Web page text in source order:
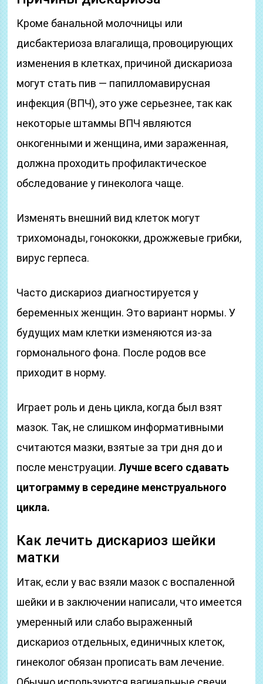
Кроме банальной молочницы или
дисбактериоза влагалища, провоцирующих
изменения в клетках, причиной дискариоза
могут стать пив — папилломавирусная
инфекция (ВПЧ), это уже серьезнее, так как
некоторые штаммы ВПЧ являются
онкогенными и женщина, ими зараженная,
должна проходить профилактическое
обследование у гинеколога чаще.
Изменять внешний вид клеток могут
трихомонады, гонококки, дрожжевые грибки,
вирус герпеса.
Часто дискариоз диагностируется у
беременных женщин. Это вариант нормы. У
будущих мам клетки изменяются из-за
гормонального фона. После родов все
приходит в норму.
Играет роль и день цикла, когда был взят
мазок. Так, не слишком информативными
считаются мазки, взятые за три дня до и
после менструации.Лучше всего сдавать
цитограмму в середине менструального
цикла.
Как лечить дискариоз шейки
матки
Итак, если у вас взяли мазок с воспаленной
шейки и в заключении написали, что имеется
умеренный или слабо выраженный
дискариоз отдельных, единичных клеток,
гинеколог обязан прописать вам лечение.